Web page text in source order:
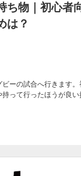
ち物｜初心者
は？
ーの試合へ行きます
って行ったほうが良